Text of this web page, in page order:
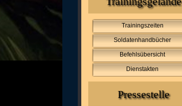
Trainingszeiten
Soldatenhandbücher
Befehlsübersicht
Dienstakten
Pressestelle